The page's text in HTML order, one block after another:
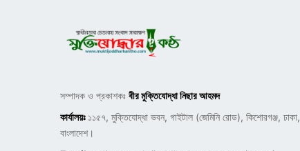
সম্পাদক ও প্রকাশকঃ বীর মুক্তিযোদ্ধা নিছার আহমদ
কার্যালয়ঃ ১১৫৭, মুক্তিযোদ্ধা ভবন, গাইটাল (জেমিনি রোড), কিশোরগঞ্জ, ঢাকা,
বাংলাদেশ।